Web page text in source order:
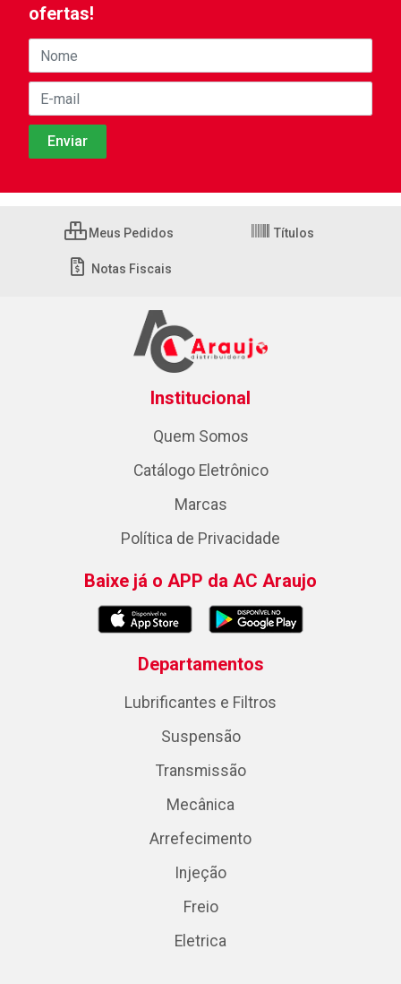
ofertas!
Meus Pedidos Títulos
Notas Fiscais
Institucional
Quem Somos
Catálogo Eletrônico
Marcas
Política de Privacidade
Baixe já o APP da AC Araujo
Departamentos
Lubrificantes e Filtros
Suspensão
Transmissão
Mecânica
Arrefecimento
Injeção
Freio
Eletrica